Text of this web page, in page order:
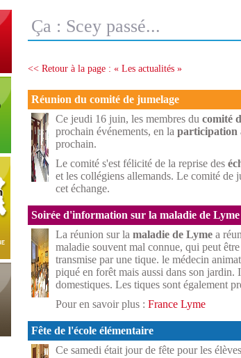
Ça : Scey passé...
<< Retour à la page : « Les actualités »
Réunion du comité de jumelage
Ce jeudi 16 juin, les membres du comité
prochain événements, en la participation
prochain.
Le comité s'est félicité de la reprise des
et les collégiens allemands. Le comité de
cet échange.
Soirée d'information sur la maladie de Lyme
La réunion sur la maladie de Lyme a
maladie souvent mal connue, qui peut
transmise par une tique. le médecin
piqué en forêt mais aussi dans son jardin.
domestiques. Les tiques sont également
Pour en savoir plus : France Lyme
Fête de l'école élémentaire
Ce samedi était jour de fête pour les